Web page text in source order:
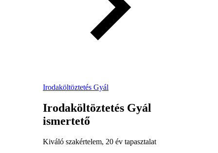
Irodaköltöztetés Gyál
Irodaköltöztetés Gyál
ismertető
Kiváló szakértelem, 20 év tapasztalat